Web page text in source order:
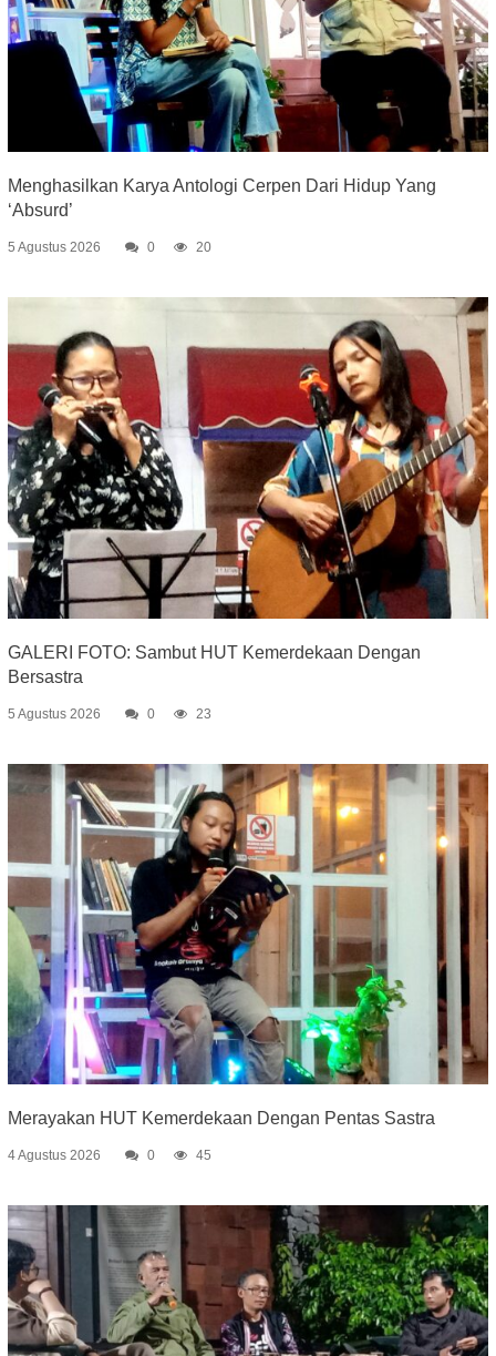
Menghasilkan Karya Antologi Cerpen Dari Hidup Yang
‘Absurd’
5 Agustus 2026 0 20
GALERI FOTO: Sambut HUT Kemerdekaan Dengan
Bersastra
5 Agustus 2026 0 23
Merayakan HUT Kemerdekaan Dengan Pentas Sastra
4 Agustus 2026 0 45